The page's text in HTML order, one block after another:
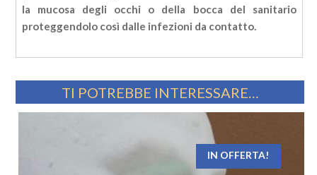
la mucosa degli occhi o della bocca del sanitario
proteggendolo così dalle infezioni da contatto.
TI POTREBBE INTERESSARE…
IN OFFERTA!